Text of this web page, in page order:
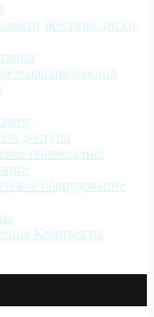
Жёсткие диски
продукция
доступа
оповещение
оборудование
Комплекты